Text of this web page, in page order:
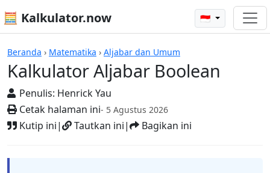
🧮 Kalkulator.now 🇮🇩
Beranda › Matematika › Aljabar dan Umum
Kalkulator Aljabar Boolean
Penulis: Henrick Yau
Cetak halaman ini- 5 Agustus 2026
Kutip ini| Tautkan ini| Bagikan ini
Kalkulator-kalkulator